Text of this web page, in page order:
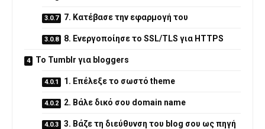
7. Κατέβασε την εφαρμογή του
8. Ενεργοποίησε το SSL/TLS για HTTPS
Το Tumblr για bloggers
1. Επέλεξε το σωστό theme
2. Βάλε δικό σου domain name
3. Βάζε τη διεύθυνση του blog σου ως πηγή